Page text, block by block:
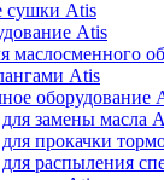
сушки Atis
Atis
маслосменного
Atis
оборудование
замены масла
прокачки
распыления